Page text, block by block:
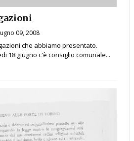
09, 2008
che abbiamo presentato.
18 giugno c'è consiglio comunale...